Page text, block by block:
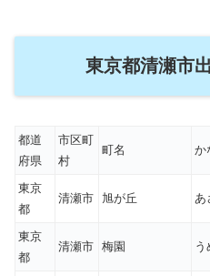
東京都清瀬市
都道
府県
市区町
村
町名 か
東京
都
清瀬市 旭が丘 あ
東京
都
清瀬市 梅園 う